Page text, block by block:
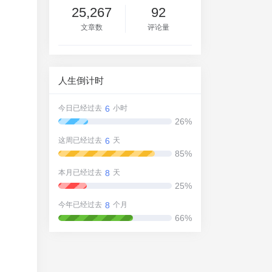
25,267
文章数
92
评论量
人生倒计时
今日已经过去 6 小时
26%
这周已经过去 6 天
85%
本月已经过去 8 天
25%
今年已经过去 8 个月
66%